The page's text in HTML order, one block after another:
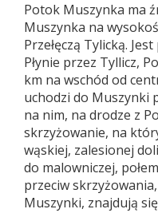
Potok Muszynka ma
Muszynka na
Przełęczą Tylicką.
Płynie przez Tyllicz,
km na wschód od
uchodzi do Muszynki
na nim, na drodze z
skrzyżowanie, na
wąskiej, zalesionej
do malowniczej,
przeciw
Muszynki, znajdują